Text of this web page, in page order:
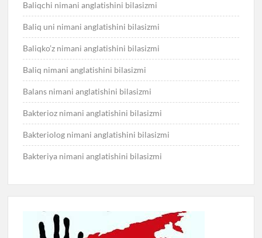
Baliqchi nimani anglatishini bilasizmi
Baliq uni nimani anglatishini bilasizmi
Baliqko’z nimani anglatishini bilasizmi
Baliq nimani anglatishini bilasizmi
Balans nimani anglatishini bilasizmi
Bakterioz nimani anglatishini bilasizmi
Bakteriolog nimani anglatishini bilasizmi
Bakteriya nimani anglatishini bilasizmi